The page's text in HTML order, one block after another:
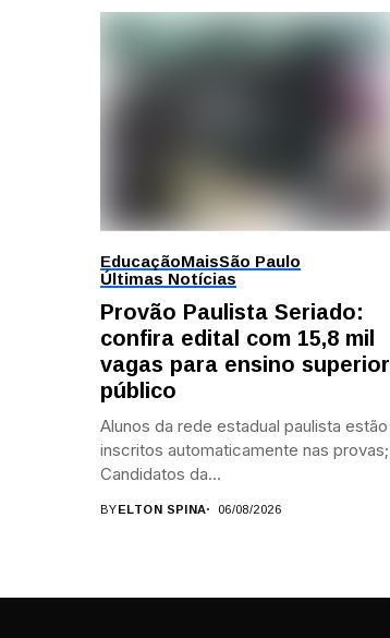
EducaçãoMaisSão Paulo
Últimas Notícias
Provão Paulista Seriado:
confira edital com 15,8 mil
vagas para ensino superior
público
Alunos da rede estadual paulista estão
inscritos automaticamente nas provas;
Candidatos da...
BYELTON SPINA 06/08/2026